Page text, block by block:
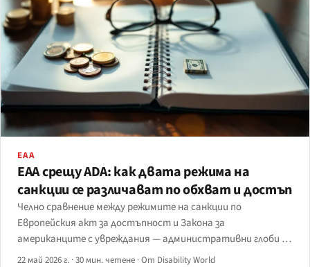
EAA
EAA срещу ADA: как двата режима на
санкции се различават по обхват и достъп
Челно сравнение между режимите на санкции по
Европейския акт за достъпност и Закона за
американците с увреждания — административни глоби на
ниво държава членка от €5 000 до €1 милион спрямо
22 май 2026 г. ·30 мин. четене ·От Disability World